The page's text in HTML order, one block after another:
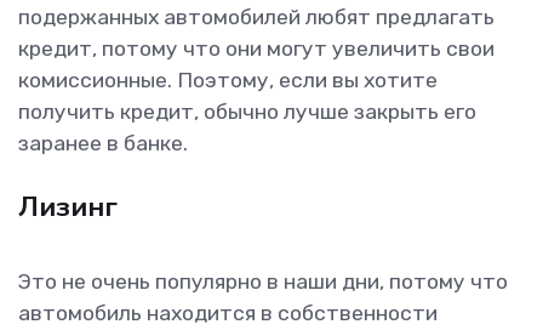
подержанных автомобилей любят предлагать
кредит, потому что они могут увеличить свои
комиссионные. Поэтому, если вы хотите
получить кредит, обычно лучше закрыть его
заранее в банке.
Лизинг
Это не очень популярно в наши дни, потому что
автомобиль находится в собственности